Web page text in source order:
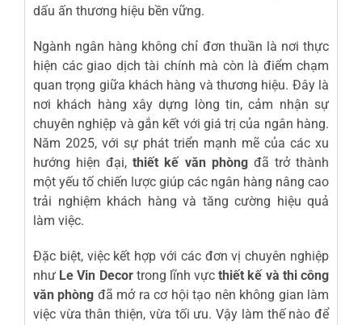
dấu ấn thương hiệu bền vững.
Ngành ngân hàng không chỉ đơn thuần là nơi thực
hiện các giao dịch tài chính mà còn là điểm chạm
quan trọng giữa khách hàng và thương hiệu. Đây là
nơi khách hàng xây dựng lòng tin, cảm nhận sự
chuyên nghiệp và gắn kết với giá trị của ngân hàng.
Năm 2025, với sự phát triển mạnh mẽ của các xu
hướng hiện đại,thiết kế văn phòngđã trở thành
một yếu tố chiến lược giúp các ngân hàng nâng cao
trải nghiệm khách hàng và tăng cường hiệu quả
làm việc.
Đặc biệt, việc kết hợp với các đơn vị chuyên nghiệp
như Le Vin Decortrong lĩnh vựcthiết kế và thi công
văn phòng đã mở ra cơ hội tạo nên không gian làm
việc vừa thân thiện, vừa tối ưu. Vậy làm thế nào để